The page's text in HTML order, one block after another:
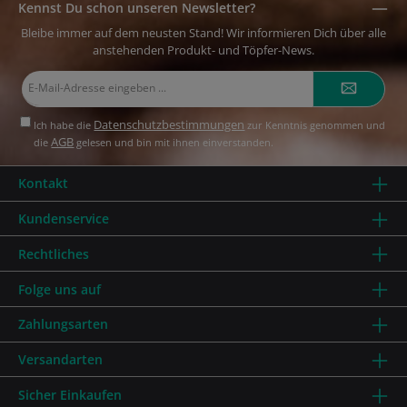
Kennst Du schon unseren Newsletter?
Bleibe immer auf dem neusten Stand! Wir informieren Dich über alle
anstehenden Produkt- und Töpfer-News.
Ich habe die Datenschutzbestimmungen zur Kenntnis genommen und
dieAGB gelesen und bin mit ihnen einverstanden.
Kundenservice
Rechtliches
Kontakt
Zahlungsarten
Versandarten
Sicher Einkaufen
Folge uns auf